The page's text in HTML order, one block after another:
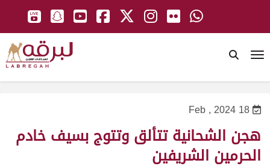
18 Feb , 2024
هجن الشحانية تتألق وتتوج بسيف خادم
الحرمين الشريفين